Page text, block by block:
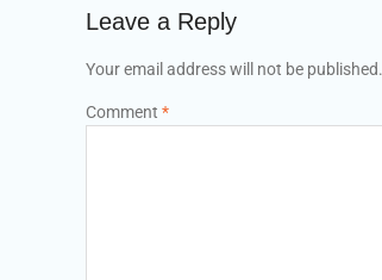
Leave a Reply
Your email address will not be published.
Comment *